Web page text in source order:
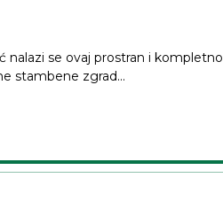
nalazi se ovaj prostran i kompletno
stambene zgrad...